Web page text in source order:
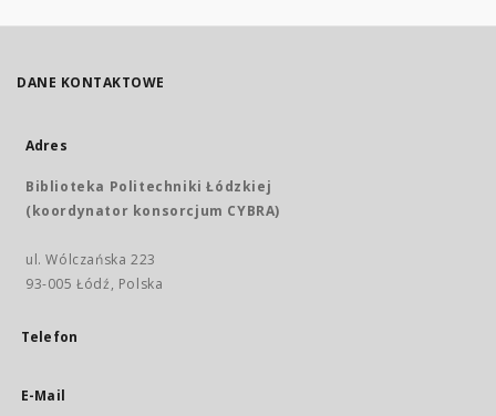
DANE KONTAKTOWE
Adres
Biblioteka Politechniki Łódzkiej
(koordynator konsorcjum CYBRA)
ul. Wólczańska 223
93-005 Łódź, Polska
Telefon
E-Mail